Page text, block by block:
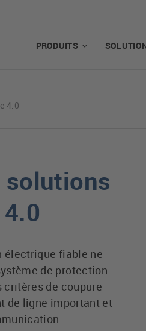
PRODUITS
4.0
solutions
électrique fiable ne
de protection
de coupure
de ligne important et